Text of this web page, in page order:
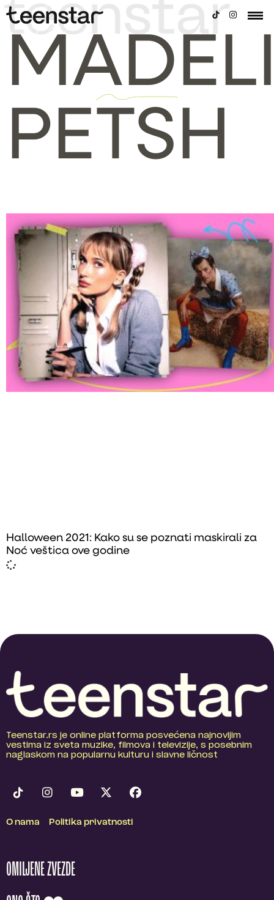
PETSH
Halloween 2021: Kako su se poznati maskirali za
Noć veštica ove godine
Teenstar.rs je online platforma posvećena najnovijim
vestima iz sveta muzike, filmova i televizije, s posebnim
naglaskom na popularnu kulturu i slavne ličnost
O nama Politika privatnosti
OMILJENE ZVEZDE